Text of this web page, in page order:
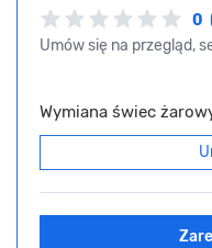
0
Umów się na przegląd,
Wymiana świec